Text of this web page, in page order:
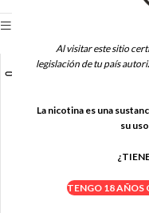
Al visitar este sitio
legislación de tu país
La nicotina es una
su
TENGO 18 AÑOS